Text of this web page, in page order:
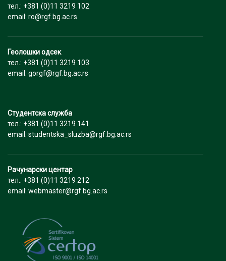
тел.: +381 (0)11 3219 102
email: ro@rgf.bg.ac.rs
Геолошки одсек
тел.: +381 (0)11 3219 103
email: gorgf@rgf.bg.ac.rs
Студентска служба
тел.: +381 (0)11 3219 141
email: studentska_sluzba@rgf.bg.ac.rs
Рачунарски центар
тел.: +381 (0)11 3219 212
email: webmaster@rgf.bg.ac.rs